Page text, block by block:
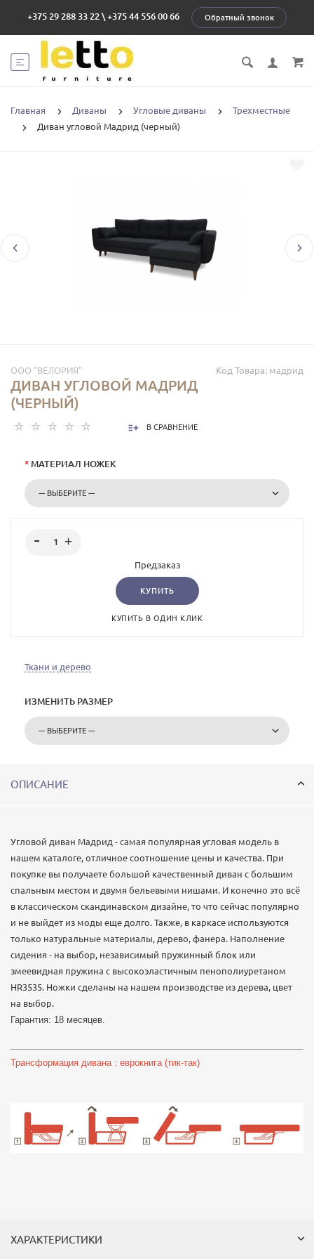
+375 29 288 33 22 \ +375 44 556 00 66 Обратный звонок
Главная Диваны Угловые диваны
Трехместные
Диван угловой Мадрид (черный)
Код Товара: мадрид
ООО "ВЕЛОРИЯ"
ДИВАН УГЛОВОЙ МАДРИД
(ЧЕРНЫЙ)
В СРАВНЕНИЕ
* МАТЕРИАЛ НОЖЕК
Предзаказ
КУПИТЬ
КУПИТЬ В ОДИН КЛИК
Ткани и дерево
ИЗМЕНИТЬ РАЗМЕР
ОПИСАНИЕ
Угловой диван Мадрид - самая популярная угловая модель в
нашем каталоге, отличное соотношение цены и качества. При
покупке вы получаете большой качественный диван с большим
спальным местом и двумя бельевыми нишами. И конечно это всё
в классическом скандинавском дизайне, то что сейчас популярно
и не выйдет из моды еще долго. Также, в каркасе используются
только натуральные материалы, дерево, фанера. Наполнение
сидения - на выбор, независимый пружинный блок или
змеевидная пружина с высокоэластичным пенополиуретаном
HR3535. Ножки сделаны на нашем производстве из дерева, цвет
на выбор.
Гарантия: 18 месяцев.
Трансформация дивана : еврокнига (тик-так)
ХАРАКТЕРИСТИКИ